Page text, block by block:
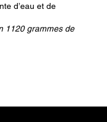
d’eau et de
1120 grammes de